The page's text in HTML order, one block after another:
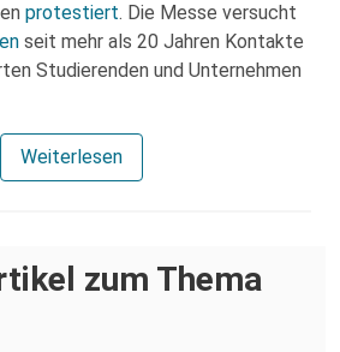
protestiert. Die Messe versucht
seit mehr als 20 Jahren Kontakte
Studierenden und Unternehmen
Weiterlesen
zum Thema